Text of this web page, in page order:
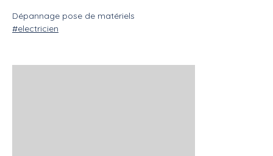
Dépannage pose de matériels
#electricien